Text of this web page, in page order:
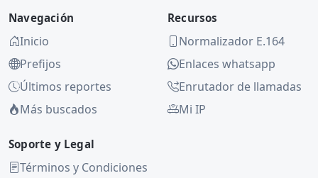
Navegación
Inicio
Prefijos
Últimos reportes
Más buscados
Recursos
Normalizador E.164
Enlaces whatsapp
Enrutador de llamadas
Mi IP
Soporte y Legal
Términos y Condiciones